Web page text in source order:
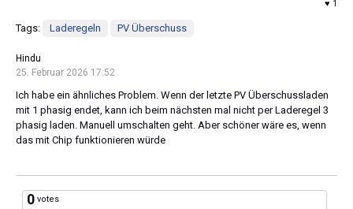
♥ 1
Tags: Laderegeln PV Überschuss
Hindu
25. Februar 2026 17:52
Ich habe ein ähnliches Problem. Wenn der letzte PV Überschussladen
mit 1 phasig endet, kann ich beim nächsten mal nicht per Laderegel 3
phasig laden. Manuell umschalten geht. Aber schöner wäre es, wenn
das mit Chip funktionieren würde
0 votes